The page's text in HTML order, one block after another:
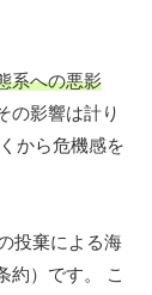
系への悪影
の影響は計り
から危機感を
投棄による海
約）です。 こ